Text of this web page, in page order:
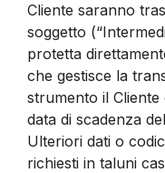
Cliente saranno
soggetto
protetta
che gestisce la
strumento il
data di scadenza
Ulteriori dati o
richiesti in taluni